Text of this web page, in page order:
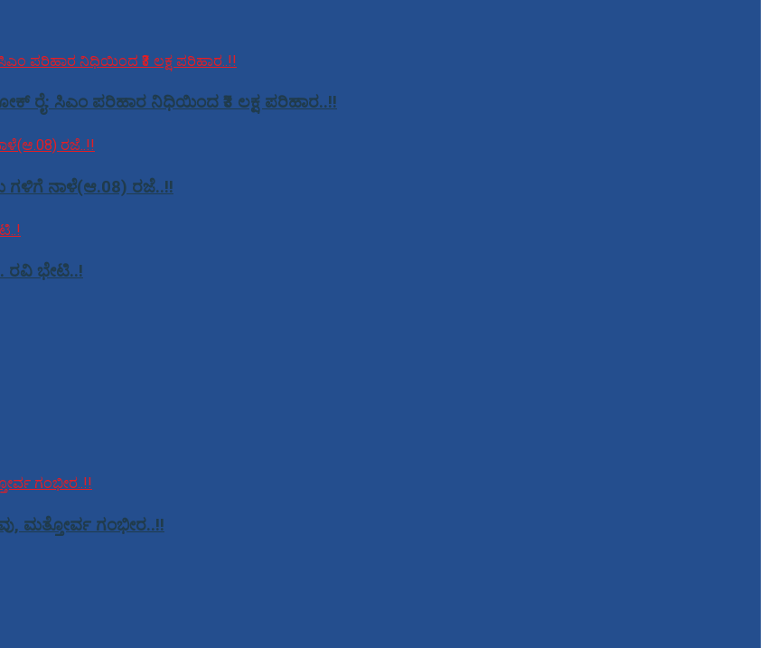
ರೈ: ಸಿಎಂ ಪರಿಹಾರ ನಿಧಿಯಿಂದ ₹3 ಲಕ್ಷ ಪರಿಹಾರ..!!
ಗಳಿಗೆ ನಾಳೆ(ಆ.08) ರಜೆ..!!
ರವಿ ಭೇಟಿ..!
ಮತ್ತೋರ್ವ ಗಂಭೀರ..!!